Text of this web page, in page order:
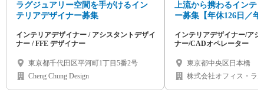
ラグジュアリー空間を手がけるイン
テリアデザイナー募集
インテリアデザイナー / アシスタントデザイ
ナー / FFE デザイナー
東京都千代田区平河町1丁目5番2号
Cheng Chung Design
上流から携わるインテ
ー募集【年休126日／年
をデザインする！
インテリアデザイナー/アシ
ナー/CADオペレーター
東京都中央区日本橋
株式会社オフィス・ラボ